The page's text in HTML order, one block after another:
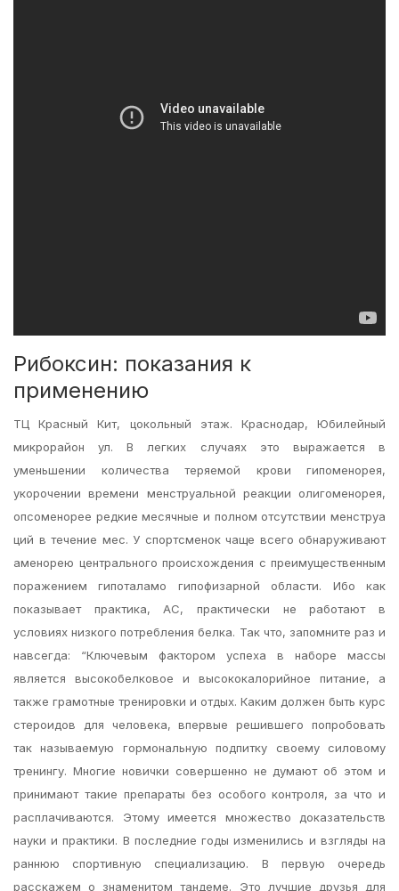
Рибоксин: показания к
применению
ТЦ Красный Кит, цокольный этаж. Краснодар, Юбилейный
микрорайон ул. В легких случаях это выражается в
уменьшении количества теряемой крови гипоменорея,
укорочении времени менструальной реакции олигоменорея,
опсоменорее редкие месячные и полном отсутствии менструа
ций в течение мес. У спортсменок чаще всего обнаруживают
аменорею центрального происхождения с преимущественным
поражением гипоталамо гипофизарной области. Ибо как
показывает практика, АС, практически не работают в
условиях низкого потребления белка. Так что, запомните раз и
навсегда: “Ключевым фактором успеха в наборе массы
является высокобелковое и высококалорийное питание, а
также грамотные тренировки и отдых. Каким должен быть курс
стероидов для человека, впервые решившего попробовать
так называемую гормональную подпитку своему силовому
тренингу. Многие новички совершенно не думают об этом и
принимают такие препараты без особого контроля, за что и
расплачиваются. Этому имеется множество доказательств
науки и практики. В последние годы изменились и взгляды на
раннюю спортивную специализацию. В первую очередь
расскажем о знаменитом тандеме. Это лучшие друзья для